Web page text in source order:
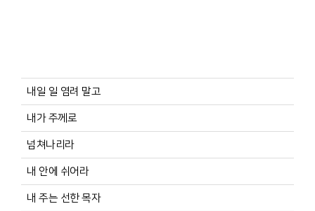
내일 일 염려 말고
내가 주께로
넘쳐나리라
내 안에 쉬어라
내 주는 선한 목자